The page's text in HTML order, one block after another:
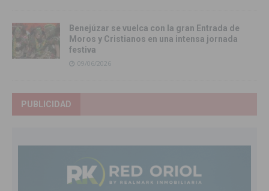
Benejúzar se vuelca con la gran Entrada de
Moros y Cristianos en una intensa jornada
festiva
09/06/2026
PUBLICIDAD